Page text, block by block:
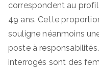
correspondent au
49 ans. Cette
souligne néanmoins
poste à
interrogés sont des